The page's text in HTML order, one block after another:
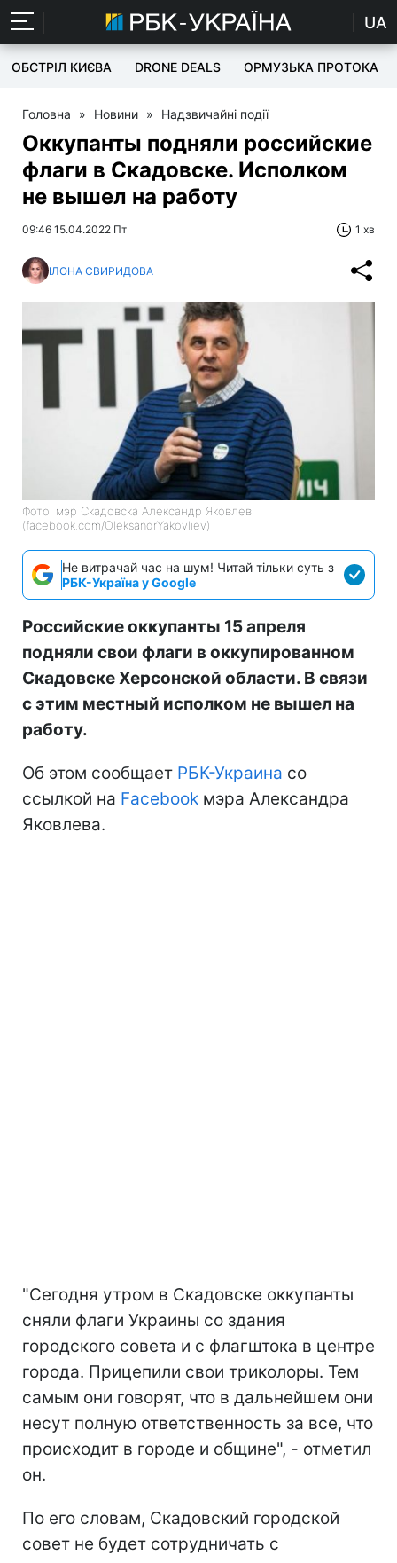
UA
ОБСТРІЛ КИЄВА DRONE DEALS ОРМУЗЬКА ПРОТОКА
Головна » Новини » Надзвичайні події
Оккупанты подняли российские
флаги в Скадовске. Исполком
не вышел на работу
09:46 15.04.2022 Пт 1 хв
ІЛОНА СВИРИДОВА
Фото: мэр Скадовска Александр Яковлев
(facebook.com/OleksandrYakovliev)
Не витрачай час на шум! Читай тільки суть з
РБК-Україна у Google
Российские оккупанты 15 апреля
подняли свои флаги в оккупированном
Скадовске Херсонской области. В связи
с этим местный исполком не вышел на
работу.
Об этом сообщает РБК-Украина со
ссылкой на Facebook мэра Александра
Яковлева.
"Сегодня утром в Скадовске оккупанты
сняли флаги Украины со здания
городского совета и с флагштока в центре
города. Прицепили свои триколоры. Тем
самым они говорят, что в дальнейшем они
несут полную ответственность за все, что
происходит в городе и общине", - отметил
он.
По его словам, Скадовский городской
совет не будет сотрудничать с